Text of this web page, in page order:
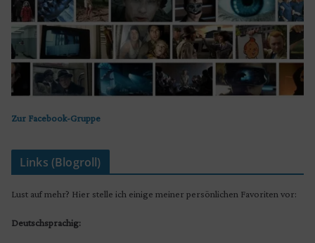
Zur Facebook-Gruppe
Links (Blogroll)
Lust auf mehr? Hier stelle ich einige meiner persönlichen Favoriten vor:
Deutschsprachig: